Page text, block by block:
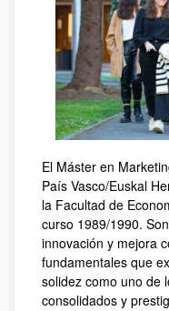
El Máster en
País Vasco/Euskal
la Facultad de
curso 1989/1990.
innovación y mejora
fundamentales que
solidez como uno de
consolidados y